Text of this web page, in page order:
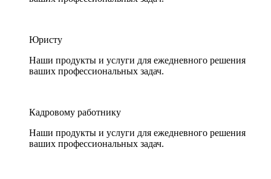
Юристу
Наши продукты и услуги для ежедневного решения
ваших профессиональных задач.
Кадровому работнику
Наши продукты и услуги для ежедневного решения
ваших профессиональных задач.